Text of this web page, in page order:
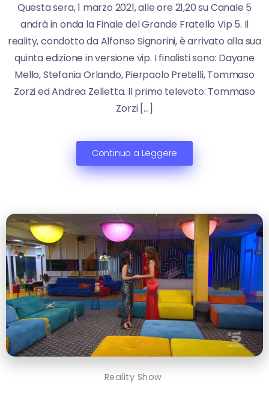
Questa sera, 1 marzo 2021, alle ore 21,20 su Canale 5
andrà in onda la Finale del Grande Fratello Vip 5. Il
reality, condotto da Alfonso Signorini, è arrivato alla sua
quinta edizione in versione vip. I finalisti sono: Dayane
Mello, Stefania Orlando, Pierpaolo Pretelli, Tommaso
Zorzi ed Andrea Zelletta. Il primo televoto: Tommaso
Zorzi […]
Continua a Leggere
Reality Show